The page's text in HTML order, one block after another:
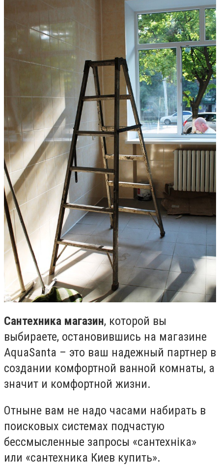
Сантехника магазин, которой вы
выбираете, остановившись на магазине
AquaSanta – это ваш надежный партнер в
создании комфортной ванной комнаты, а
значит и комфортной жизни.
Отныне вам не надо часами набирать в
поисковых системах подчастую
бессмысленные запросы «сантехніка»
или «сантехника Киев купить».